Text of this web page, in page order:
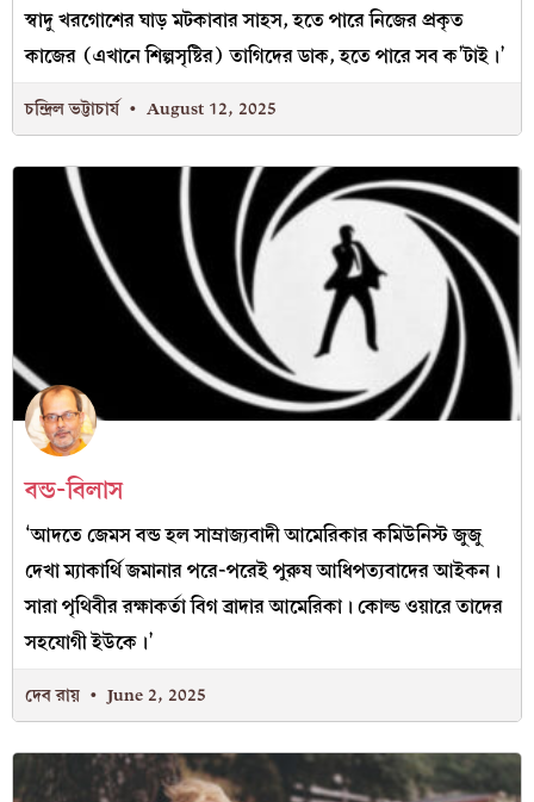
স্বাদু খরগোশের ঘাড় মটকাবার সাহস, হতে পারে নিজের প্রকৃত
কাজের (এখানে শিল্পসৃষ্টির) তাগিদের ডাক, হতে পারে সব ক’টাই।’
চন্দ্রিল ভট্টাচার্য August 12, 2025
বন্ড-বিলাস
‘আদতে জেমস বন্ড হল সাম্রাজ্যবাদী আমেরিকার কমিউনিস্ট জুজু
দেখা ম্যাকার্থি জমানার পরে-পরেই পুরুষ আধিপত্যবাদের আইকন।
সারা পৃথিবীর রক্ষাকর্তা বিগ ব্রাদার আমেরিকা। কোল্ড ওয়ারে তাদের
সহযোগী ইউকে।’
দেব রায় June 2, 2025